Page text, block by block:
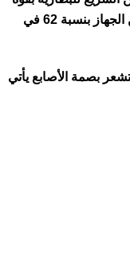
40 واط، سرعة الشحن هذه تمكن من شحن الجهاز بنسبة 62 في
بصمة الأصابع يأتي